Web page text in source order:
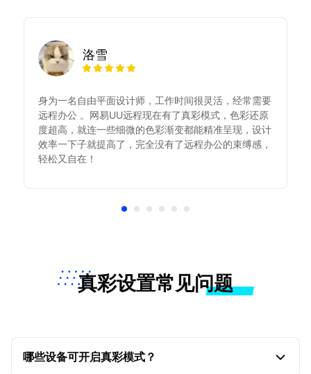
洛雪
身为一名自由平面设计师，工作时间很灵活，经常需要
远程办公 。网易UU远程现在有了真彩模式，色彩还原
度超高，就连一些细微的色彩渐变都能精准呈现，设计
效率一下子就提高了，完全没有了远程办公的束缚感，
轻松又自在！
真彩设置常见问题
哪些设备可开启真彩模式？